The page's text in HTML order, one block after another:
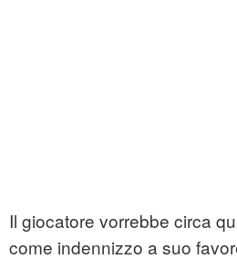
Il giocatore vorrebbe circa
come indennizzo a suo